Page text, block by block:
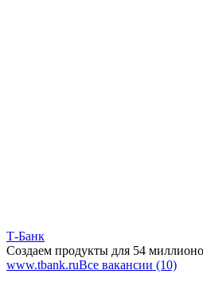
Т-Банк
Создаем продукты для 54
www.tbank.ruВсе вакансии (10)